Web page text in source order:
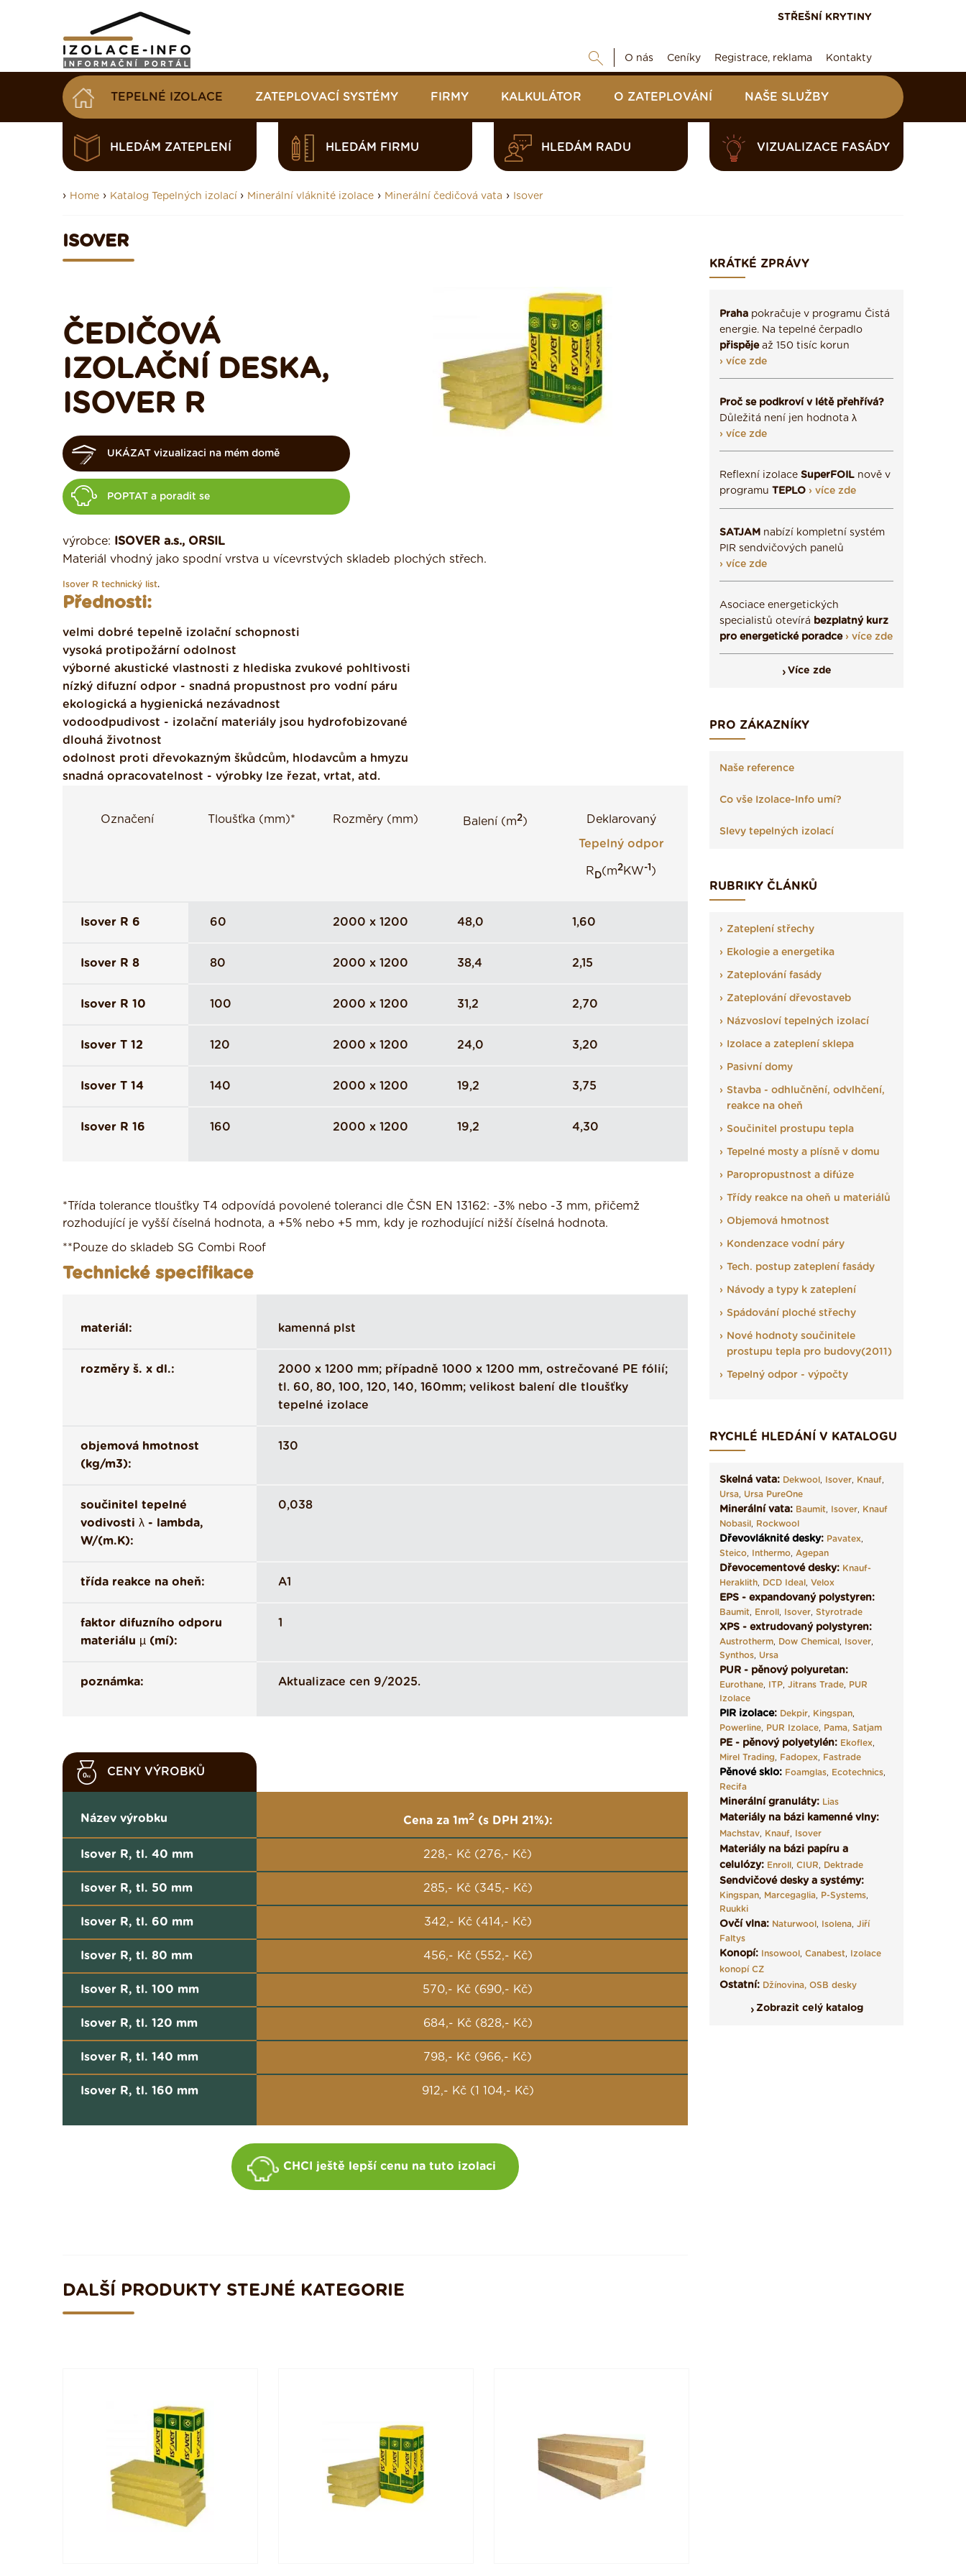
STŘEŠNÍ KRYTINY
O nás Ceníky Registrace, reklama Kontakty
TEPELNÉ IZOLACE ZATEPLOVACÍ SYSTÉMY FIRMY KALKULÁTOR O ZATEPLOVÁNÍ NAŠE SLUŽBY
HLEDÁM ZATEPLENÍ HLEDÁM FIRMU HLEDÁM RADU VIZUALIZACE FASÁDY
› Home › Katalog Tepelných izolací › Minerální vláknité izolace › Minerální čedičová vata › Isover
ISOVER
ČEDIČOVÁ
IZOLAČNÍ DESKA,
ISOVER R
UKÁZAT vizualizaci na mém domě
POPTAT a poradit se
výrobce:
ISOVER a.s., ORSIL
Materiál vhodný jako spodní vrstva u vícevrstvých skladeb plochých střech.
Isover R technický list.
Přednosti:
velmi dobré tepelně izolační schopnosti
vysoká protipožární odolnost
výborné akustické vlastnosti z hlediska zvukové pohltivosti
nízký difuzní odpor - snadná propustnost pro vodní páru
ekologická a hygienická nezávadnost
vodoodpudivost - izolační materiály jsou hydrofobizované
dlouhá životnost
odolnost proti dřevokazným škůdcům, hlodavcům a hmyzu
snadná opracovatelnost - výrobky lze řezat, vrtat, atd.
Označení Tloušťka (mm)* Rozměry (mm) Balení (m2) Deklarovaný
Tepelný odpor
RD(m2KW-1)
Isover R 6 60 2000 x 1200 48,0 1,60
Isover R 8 80 2000 x 1200 38,4 2,15
Isover R 10 100 2000 x 1200 31,2 2,70
Isover T 12 120 2000 x 1200 24,0 3,20
Isover T 14 140 2000 x 1200 19,2 3,75
Isover R 16 160 2000 x 1200 19,2 4,30
*Třída tolerance tloušťky T4 odpovídá povolené toleranci dle ČSN EN 13162: -3% nebo -3 mm, přičemž
rozhodující je vyšší číselná hodnota, a +5% nebo +5 mm, kdy je rozhodující nižší číselná hodnota.
**Pouze do skladeb SG Combi Roof
Technické specifikace
materiál: kamenná plst
rozměry š. x dl.:
2000 x 1200 mm; případně 1000 x 1200 mm, ostrečované PE fólií;
tl. 60, 80, 100, 120, 140, 160mm; velikost balení dle tloušťky
tepelné izolace
objemová hmotnost
(kg/m3):
130
součinitel tepelné
vodivosti λ - lambda,
W/(m.K):
0,038
třída reakce na oheň: A1
faktor difuzního odporu
materiálu µ (mí):
1
poznámka: Aktualizace cen 9/2025.
CENY VÝROBKŮ
Název výrobku Cena za 1m2(s DPH 21%):
Isover R, tl. 40 mm 228,- Kč (276,- Kč)
Isover R, tl. 50 mm 285,- Kč (345,- Kč)
Isover R, tl. 60 mm 342,- Kč (414,- Kč)
Isover R, tl. 80 mm 456,- Kč (552,- Kč)
Isover R, tl. 100 mm 570,- Kč (690,- Kč)
Isover R, tl. 120 mm 684,- Kč (828,- Kč)
Isover R, tl. 140 mm 798,- Kč (966,- Kč)
Isover R, tl. 160 mm 912,- Kč (1 104,- Kč)
CHCI ještě lepší cenu na tuto izolaci
DALŠÍ PRODUKTY STEJNÉ KATEGORIE
KRÁTKÉ ZPRÁVY
Praha pokračuje v programu Čistá
energie. Na tepelné čerpadlo
přispějeaž 150 tisíc korun
› více zde
Proč se podkroví v létě přehřívá?
Důležitá není jen hodnota λ
› více zde
Reflexní izolace SuperFOIL nově v
programu TEPLO › více zde
SATJAM nabízí kompletní systém
PIR sendvičových panelů
› více zde
Asociace energetických
specialistů otevírá bezplatný kurz
pro energetické poradce › více zde
Více zde
PRO ZÁKAZNÍKY
Naše reference
Co vše Izolace-Info umí?
Slevy tepelných izolací
RUBRIKY ČLÁNKŮ
Zateplení střechy
Ekologie a energetika
Zateplování fasády
Zateplování dřevostaveb
Názvosloví tepelných izolací
Izolace a zateplení sklepa
Pasivní domy
Stavba - odhlučnění, odvlhčení,
reakce na oheň
Součinitel prostupu tepla
Tepelné mosty a plísně v domu
Paropropustnost a difúze
Třídy reakce na oheň u materiálů
Objemová hmotnost
Kondenzace vodní páry
Tech. postup zateplení fasády
Návody a typy k zateplení
Spádování ploché střechy
Nové hodnoty součinitele
prostupu tepla pro budovy(2011)
Tepelný odpor - výpočty
RYCHLÉ HLEDÁNÍ V KATALOGU
Skelná vata: Dekwool, Isover, Knauf,
Ursa, Ursa PureOne
Minerální vata: Baumit, Isover, Knauf
Nobasil, Rockwool
Dřevovláknité desky: Pavatex,
Steico, Inthermo, Agepan
Dřevocementové desky: Knauf-
Heraklith, DCD Ideal, Velox
EPS - expandovaný polystyren:
Baumit, Enroll, Isover, Styrotrade
XPS - extrudovaný polystyren:
Austrotherm, Dow Chemical, Isover,
Synthos, Ursa
PUR - pěnový polyuretan:
Eurothane, ITP, Jitrans Trade, PUR
Izolace
PIR izolace: Dekpir, Kingspan,
Powerline, PUR Izolace, Pama, Satjam
PE - pěnový polyetylén: Ekoflex,
Mirel Trading, Fadopex, Fastrade
Pěnové sklo: Foamglas, Ecotechnics,
Recifa
Minerální granuláty: Lias
Materiály na bázi kamenné vlny:
Machstav, Knauf, Isover
Materiály na bázi papíru a
celulózy: Enroll, CIUR, Dektrade
Sendvičové desky a systémy:
Kingspan, Marcegaglia, P-Systems,
Ruukki
Ovčí vlna: Naturwool, Isolena, Jiří
Faltys
Konopí: Insowool, Canabest, Izolace
konopí CZ
Ostatní: Džínovina, OSB desky
Zobrazit celý katalog